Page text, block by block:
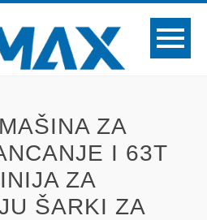
ZA
I 63T
ZA
ŠARKI ZA